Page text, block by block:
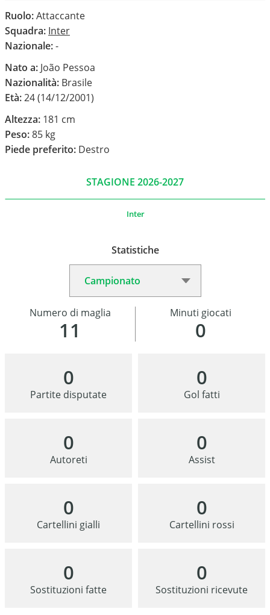
In questa stagione ha disputato nel campionato Serie A 0
partite e non ha segnato nessun gol.
Ruolo:Attaccante
Squadra: Inter
Nazionale:-
Nato a: João Pessoa
Nazionalità: Brasile
Età:24 (14/12/2001)
Altezza: 181 cm
Peso:85 kg
Piede preferito: Destro
STAGIONE 2026-2027
Inter
Statistiche
11
Numero di maglia
0
Minuti giocati
0
Partite disputate
0
Gol fatti
0
Autoreti
0
Assist
0
Cartellini gialli
0
Cartellini rossi
0
Sostituzioni fatte
0
Sostituzioni ricevute